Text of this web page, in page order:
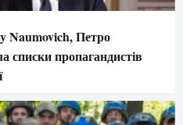
Naumovich, Петро
пропагандистів